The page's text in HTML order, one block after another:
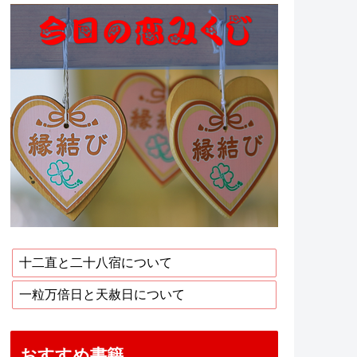
十二直と二十八宿について
一粒万倍日と天赦日について